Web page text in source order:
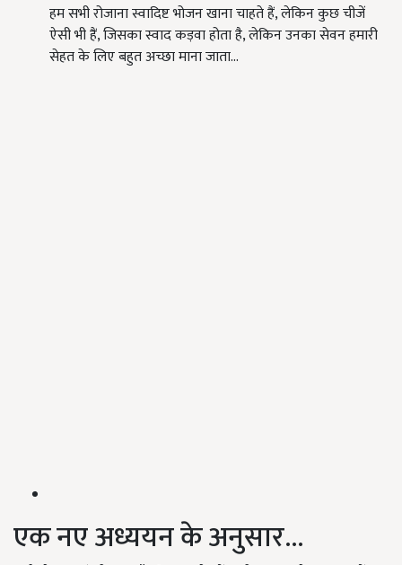
हम सभी रोजाना स्वादिष्ट भोजन खाना चाहते हैं, लेकिन कुछ चीजें
ऐसी भी हैं, जिसका स्वाद कड़वा होता है, लेकिन उनका सेवन हमारी
सेहत के लिए बहुत अच्छा माना जाता…
एक नए अध्ययन के अनुसार...